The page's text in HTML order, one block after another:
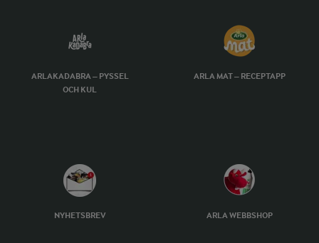
ARLAKADABRA – PYSSEL
OCH KUL
ARLA MAT – RECEPTAPP
NYHETSBREV ARLA WEBBSHOP